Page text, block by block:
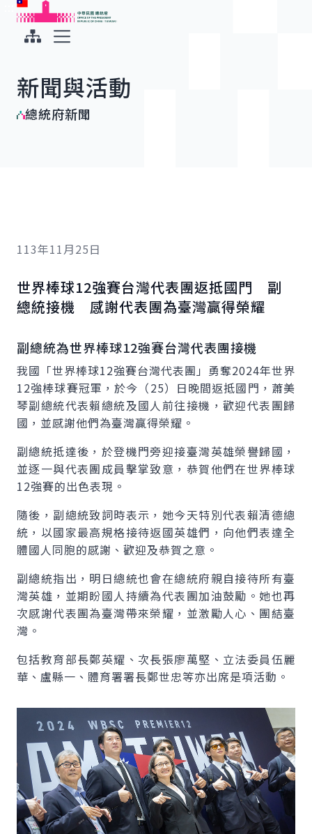
跳到主要內容
中華民國總統府
新聞與活動
總統府新聞
113年11月25日
世界棒球12強賽台灣代表團返抵國門 副
總統接機 感謝代表團為臺灣贏得榮耀
副總統為世界棒球12強賽台灣代表團接機
我國「世界棒球12強賽台灣代表團」勇奪2024年世界
12強棒球賽冠軍，於今（25）日晚間返抵國門，蕭美
琴副總統代表賴總統及國人前往接機，歡迎代表團歸
國，並感謝他們為臺灣贏得榮耀。
副總統抵達後，於登機門旁迎接臺灣英雄榮譽歸國，
並逐一與代表團成員擊掌致意，恭賀他們在世界棒球
12強賽的出色表現。
隨後，副總統致詞時表示，她今天特別代表賴清德總
統，以國家最高規格接待返國英雄們，向他們表達全
體國人同胞的感謝、歡迎及恭賀之意。
副總統指出，明日總統也會在總統府親自接待所有臺
灣英雄，並期盼國人持續為代表團加油鼓勵。她也再
次感謝代表團為臺灣帶來榮耀，並激勵人心、團結臺
灣。
包括教育部長鄭英耀、次長張廖萬堅、立法委員伍麗
華、盧縣一、體育署署長鄭世忠等亦出席是項活動。